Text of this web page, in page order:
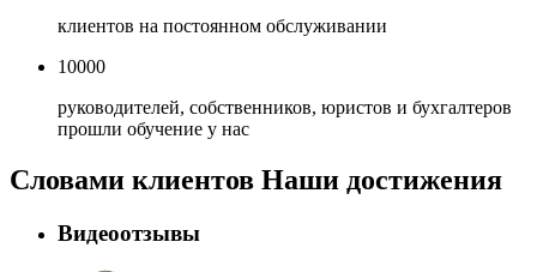
клиентов на постоянном обслуживании
10000
руководителей, собственников, юристов и бухгалтеров
прошли обучение у нас
Словами клиентов Наши достижения
Видеоотзывы